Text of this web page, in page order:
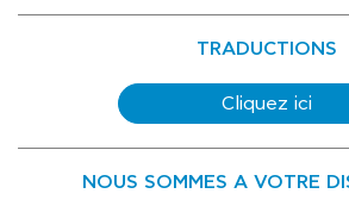
TRADUCTIONS
Cliquez ici
NOUS SOMMES A VOTRE